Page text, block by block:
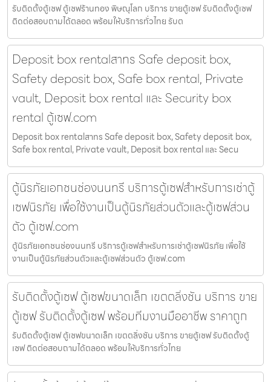
รับติดตั้งตู้เซฟ ตู้เซฟร้านทอง พิษณุโลก บริการ ขายตู้เซฟ รับติดตั้งตู้เซฟ
ติดต่อสอบถามได้ตลอด พร้อมให้บริการทั่วไทย รับต
Deposit box rentalสาทร Safe deposit box,
Safety deposit box, Safe box rental, Private
vault, Deposit box rental และ Security box
rental ตู้เซฟ.com
Deposit box rentalสาทร Safe deposit box, Safety deposit box,
Safe box rental, Private vault, Deposit box rental และ Secu
ตู้นิรภัยเอกชนช่องนนทรี บริการตู้เซฟสำหรับการเช่าตู้
เซฟนิรภัย เพื่อใช้งานเป็นตู้นิรภัยส่วนตัวและตู้เซฟส่วน
ตัว ตู้เซฟ.com
ตู้นิรภัยเอกชนช่องนนทรี บริการตู้เซฟสำหรับการเช่าตู้เซฟนิรภัย เพื่อใช้
งานเป็นตู้นิรภัยส่วนตัวและตู้เซฟส่วนตัว ตู้เซฟ.com
รับติดตั้งตู้เซฟ ตู้เซฟขนาดเล็ก เขตตลิ่งชัน บริการ ขาย
ตู้เซฟ รับติดตั้งตู้เซฟ พร้อมทีมงานมืออาชีพ ราคาถูก
รับติดตั้งตู้เซฟ ตู้เซฟขนาดเล็ก เขตตลิ่งชัน บริการ ขายตู้เซฟ รับติดตั้งตู้
เซฟ ติดต่อสอบถามได้ตลอด พร้อมให้บริการทั่วไทย